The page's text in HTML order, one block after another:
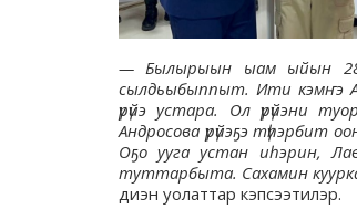
— Былырыын ыам ыйын 28
сылдьыбыппыт. Ити кэмҥэ
үрүйэ устара. Ол үрүйэни
Андросова үрүйэҕэ түһэрбит
Оҕо ууга устан иһэрин,
туттарбыта. Сахамин
диэн уолаттар кэпсээтилэр.